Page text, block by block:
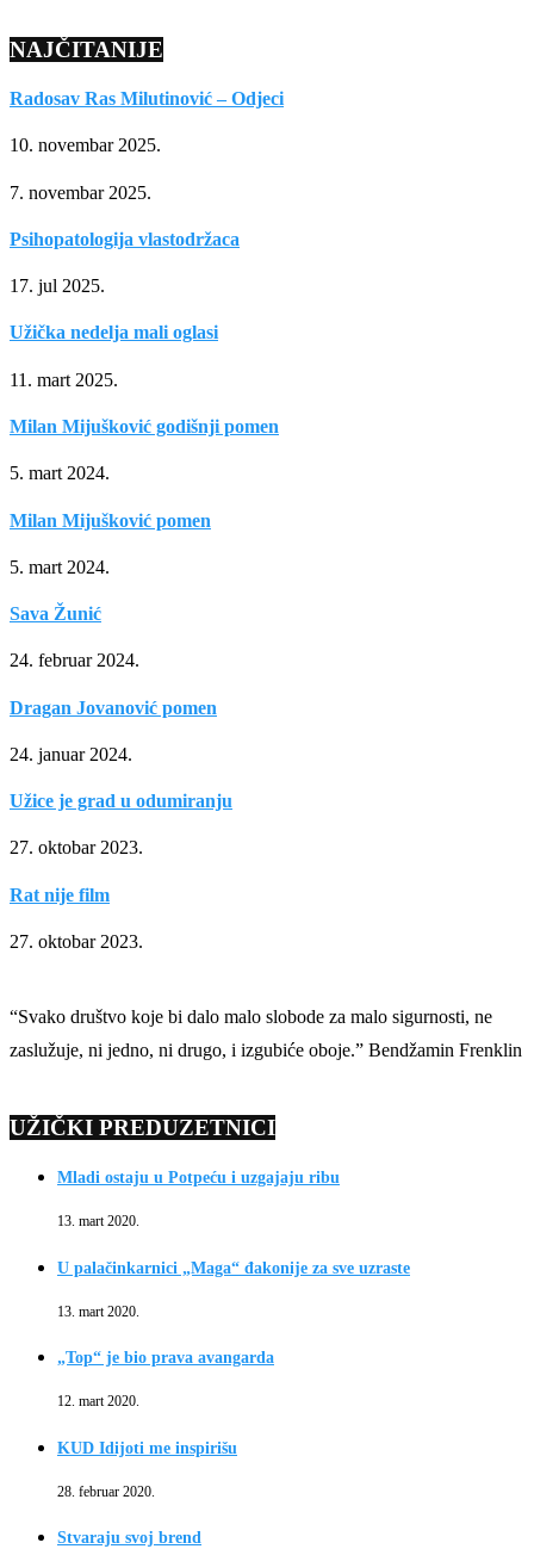
NAJČITANIJE
Radosav Ras Milutinović – Odjeci
10. novembar 2025.
7. novembar 2025.
Psihopatologija vlastodržaca
17. jul 2025.
Užička nedelja mali oglasi
11. mart 2025.
Milan Mijušković godišnji pomen
5. mart 2024.
Milan Mijušković pomen
5. mart 2024.
Sava Žunić
24. februar 2024.
Dragan Jovanović pomen
24. januar 2024.
Užice je grad u odumiranju
27. oktobar 2023.
Rat nije film
27. oktobar 2023.
“Svako društvo koje bi dalo malo slobode za malo sigurnosti, ne
zaslužuje, ni jedno, ni drugo, i izgubiće oboje.” Bendžamin Frenklin
UŽIČKI PREDUZETNICI
Mladi ostaju u Potpeću i uzgajaju ribu
13. mart 2020.
U palačinkarnici „Maga“ đakonije za sve uzraste
13. mart 2020.
„Top“ je bio prava avangarda
12. mart 2020.
KUD Idijoti me inspirišu
28. februar 2020.
Stvaraju svoj brend